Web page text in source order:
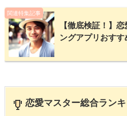
関連特集記事
【徹底検証！】
ングアプリおす
恋愛マスター総合ラン